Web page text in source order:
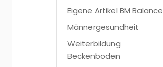
Eigene Artikel BM Balance
Männergesundheit
Weiterbildung
Beckenboden